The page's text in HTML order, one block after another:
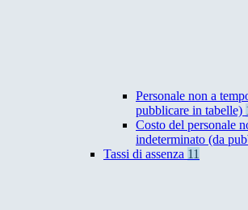
Personale non a
pubblicare in tabelle)
Costo del personale
indeterminato (da
Tassi di assenza 11